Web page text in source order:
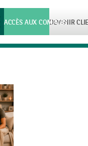
DEVENIR
ACCÈS AUX COMPTES